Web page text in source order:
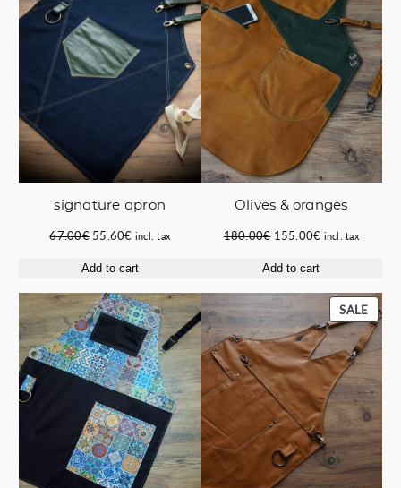
SALE
signature apron
67.00€ Original
was:
55.60€ Current
is:
incl. tax
Add to cart
SALE
Οlives & oranges
180.00€ Original
was:
155.00€Current
incl. tax
Add to cart
SALE
ON
SALE